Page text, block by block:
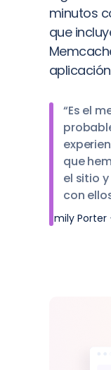
minutos
que
“Es el
que
el sitio
con
Emily Porter